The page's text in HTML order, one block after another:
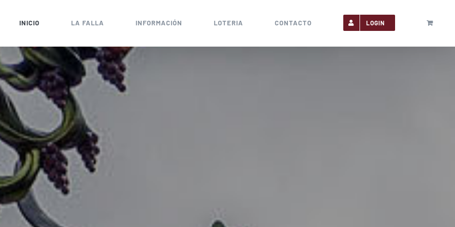
INICIO LA FALLA INFORMACIÓN LOTERIA CONTACTO LOGIN